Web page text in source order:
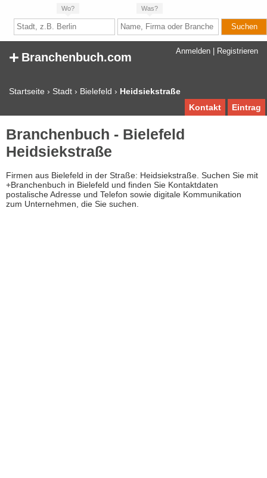
Wo? Was?
Anmelden Registrieren
+ Branchenbuch.com
Startseite › Stadt › Bielefeld › Heidsiekstraße
Eintrag
Kontakt
Branchenbuch - Bielefeld
Heidsiekstraße
Firmen aus Bielefeld in der Straße: Heidsiekstraße. Suchen Sie mit
+Branchenbuch in Bielefeld und finden Sie Kontaktdaten
postalische Adresse und Telefon sowie digitale Kommunikation
zum Unternehmen, die Sie suchen.